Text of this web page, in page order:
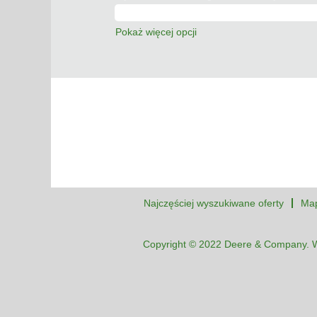
Pokaż więcej opcji
Najczęściej wyszukiwane oferty
Copyright © 2022 Deere & Company.